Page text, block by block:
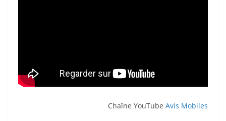
Chaîne YouTube Avis Mobiles